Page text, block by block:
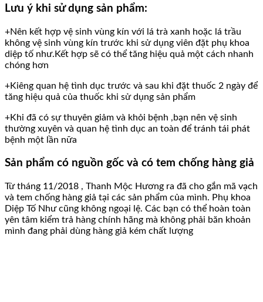
Lưu ý khi sử dụng sản phẩm:
+Nên kết hợp vệ sinh vùng kín với lá trà xanh hoặc lá trầu
không vệ sinh vùng kín trước khi sử dụng viên đặt phụ khoa
diệp tố như.Kết hợp sẽ có thể tăng hiệu quả một cách nhanh
chóng hơn
+Kiêng quan hệ tình dục trước và sau khi đặt thuốc 2 ngày để
tăng hiệu quả của thuốc khi sử dụng sản phẩm
+Khi đã có sự thuyên giảm và khỏi bệnh ,bạn nên vệ sinh
thường xuyên và quan hệ tình dục an toàn để tránh tái phát
bệnh một lần nữa
Sản phẩm có nguồn gốc và có tem chống hàng giả
Từ tháng 11/2018 , Thanh Mộc Hương ra đã cho gắn mã vạch
và tem chống hàng giả tại các sản phẩm của mình. Phụ khoa
Diệp Tố Như cũng không ngoại lệ. Các bạn có thể hoàn toàn
yên tâm kiểm trả hàng chính hãng mà không phải băn khoản
mình đang phải dùng hàng giả kém chất lượng